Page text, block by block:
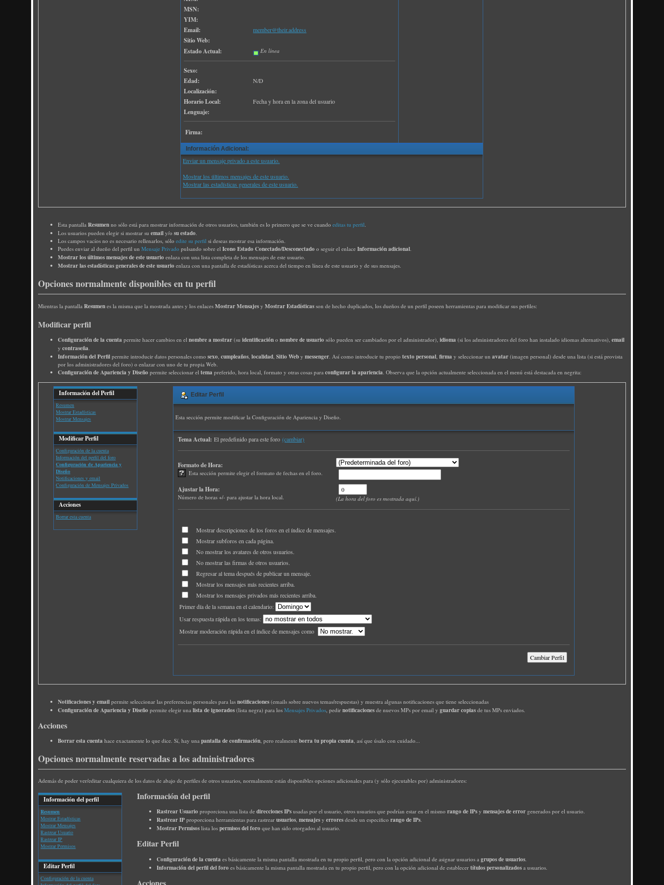
MSN:
YIM:
Email:
member@their.address
Sitio Web:
Estado Actual:
En línea
Sexo:
Edad:
N/D
Localización:
Horario Local:
Fecha y hora en la zona del usuario
Lenguaje:
Firma:
Información Adicional:
Enviar un mensaje privado a este usuario.
Mostrar los últimos mensajes de este usuario.
Mostrar las estadísticas generales de este usuario.
Esta pantallaResumen no sólo está para mostrar información de otros usuarios, también es lo primero que se ve cuandoeditas tu perfil.
Los usuarios pueden elegir si mostrar suemail y/osu estado.
Los campos vacíos no es necesario rellenarlos, sóloedite su perfil si deseas mostrar esa información.
Puedes enviar al dueño del perfil unMensaje Privado pulsando sobre elIcono EstadoConectado/Desconectado o seguir el enlaceInformación adicional.
Mostrar los últimos mensajes de este usuario enlaza con una lista completa de los mensajes de este usuario.
Mostrar las estadísticas generales de este usuario enlaza con una pantalla de estadísticas acerca del tiempo en línea de este usuario y de sus mensajes.
Opciones normalmente disponibles en tu perfil
Mientras la pantallaResumen es la misma que la mostrada antes y los enlacesMostrar Mensajes yMostrar Estadísticas son de hecho duplicados, los dueños de un perfil poseen herramientas para modificar sus perfiles:
Modificar perfil
Configuración de la cuenta permite hacer cambios en elnombre a mostrar (suidentificación onombre de usuario sólo pueden ser cambiados por el administrador),idioma (si los administradores del foro han instalado idiomas alternativos),email
ycontraseña.
Información del Perfil permite introducir datos personales comosexo,cumpleaños,localidad,Sitio Web ymessenger. Así como introducir tu propiotexto personal,firma y seleccionar unavatar (imagen personal) desde una lista (si está provista
por los administradores del foro) o enlazar con uno de tu propia Web.
Configuración de Apariencia y Diseño permite seleccionar eltema preferido, hora local, formato y otras cosas para configurar la apariencia. Observa que la opción actualmente seleccionada en el menú está destacada en negrita:
Información del Perfil
Resumen
Mostrar Estadísticas
Mostrar Mensajes
Modificar Perfil
Configuración de la cuenta
Información del perfil del foro
Configuración de Apariencia y
Diseño
Notificaciones y email
Configuración de Mensajes Privados
Acciones
Borrar esta cuenta
Editar Perfil
Esta sección permite modificar la Configuración de Apariencia y Diseño.
Tema Actual: El predefinido para este foro(cambiar)
Formato de Hora:
Esta sección permite elegir el formato de fechas en el foro.
Ajustar la Hora:
Número de horas +/- para ajustar la hora local. (La hora del foro es mostrada aquí.)
Mostrar descripciones de los foros en el índice de mensajes.
Mostrar subforos en cada página.
No mostrar los avatares de otros usuarios.
No mostrar las firmas de otros usuarios.
Regresar al tema después de publicar un mensaje.
Mostrar los mensajes más recientes arriba.
Mostrar los mensajes privados más recientes arriba.
Primer día de la semana en el calendario:
Usar respuesta rápida en los temas:
Mostrar moderación rápida en el índice de mensajes como
Notificaciones y email permite seleccionar las preferencias personales para lasnotificaciones (emails sobre nuevos temas/respuestas) y muestra algunas notificaciones que tiene seleccionadas
Configuración de Apariencia y Diseño permite elegir unalista de ignorados (lista negra) para losMensajes Privados , pedirnotificaciones de nuevos MPs por email yguardar copias de tus MPs enviados.
Acciones
Borrar esta cuenta hace exactamente lo que dice. Sí, hay unapantalla de confirmación, pero realmenteborra tu propia cuenta, así que úsalo con cuidado...
Opciones normalmente reservadas a los administradores
Además de poder ver/editar cualquiera de los datos de abajo de perfiles de otros usuarios, normalmente están disponibles opciones adicionales para (y sólo ejecutables por) administradores:
Información del perfil
Resumen
Mostrar Estadísticas
Mostrar Mensajes
Rastrear Usuario
Rastrear IP
Mostrar Permisos
Editar Perfil
Configuración de la cuenta
Información del perfil
Rastrear Usuario proporciona una lista de direcciones IPs usadas por el usuario, otros usuarios que podrían estar en el mismorango de IPs ymensajes de error generados por el usuario.
Rastrear IP proporciona herramientas para rastrearusuarios,mensajes yerrores desde un especificorango de IPs.
Mostrar Permisos lista lospermisos del foro que han sido otorgados al usuario.
Editar Perfil
Configuración de la cuenta es básicamente la misma pantalla mostrada en tu propio perfil, pero con la opción adicional de asignar usuarios agrupos de usuarios
Información del perfil del foro es básicamente la misma pantalla mostrada en tu propio perfil, pero con la opción adicional de establecertítulos personalizados a usuarios.
Acciones